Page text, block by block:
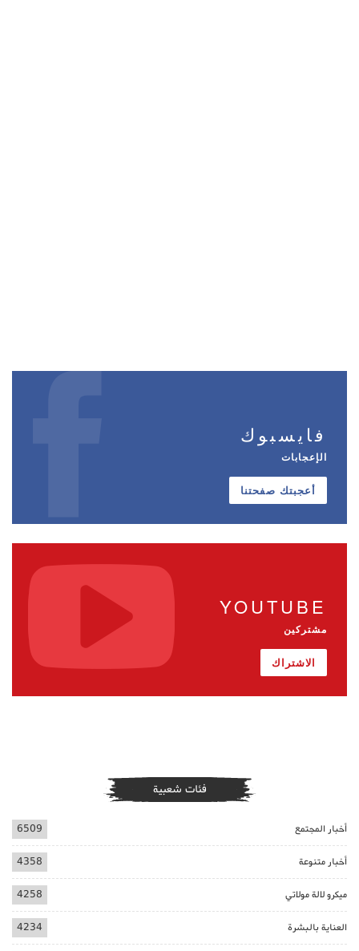
فايسبوك
الإعجابات
أعجبتك صفحتنا
YOUTUBE
مشتركين
الاشتراك
فئات شعبية
أخبار المجتمع 6509
أخبار متنوعة 4358
ميكرو لالة مولاتي 4258
العناية بالبشرة 4234